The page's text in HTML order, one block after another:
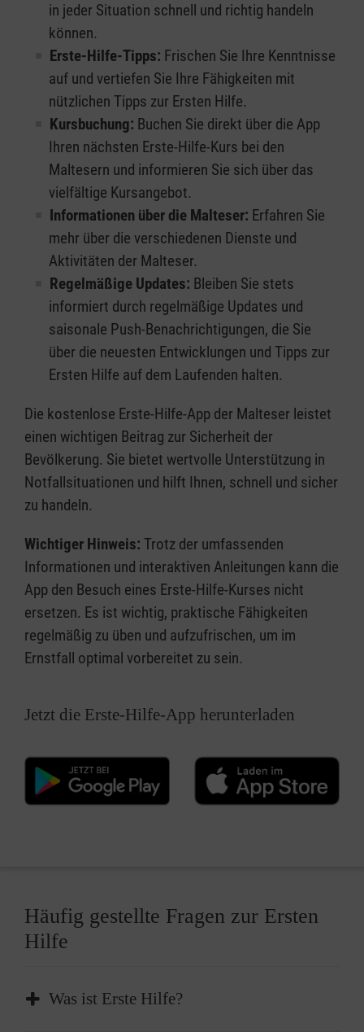
in jeder Situation schnell und richtig handeln
können.
Erste-Hilfe-Tipps: Frischen Sie Ihre Kenntnisse
auf und vertiefen Sie Ihre Fähigkeiten mit
nützlichen Tipps zur Ersten Hilfe.
Kursbuchung: Buchen Sie direkt über die App
Ihren nächsten Erste-Hilfe-Kurs bei den
Maltesern und informieren Sie sich über das
vielfältige Kursangebot.
Informationen über die Malteser: Erfahren Sie
mehr über die verschiedenen Dienste und
Aktivitäten der Malteser.
Regelmäßige Updates: Bleiben Sie stets
informiert durch regelmäßige Updates und
saisonale Push-Benachrichtigungen, die Sie
über die neuesten Entwicklungen und Tipps zur
Ersten Hilfe auf dem Laufenden halten.
Die kostenlose Erste-Hilfe-App der Malteser leistet
einen wichtigen Beitrag zur Sicherheit der
Bevölkerung. Sie bietet wertvolle Unterstützung in
Notfallsituationen und hilft Ihnen, schnell und sicher
zu handeln.
Wichtiger Hinweis: Trotz der umfassenden
Informationen und interaktiven Anleitungen kann die
App den Besuch eines Erste-Hilfe-Kurses nicht
ersetzen. Es ist wichtig, praktische Fähigkeiten
regelmäßig zu üben und aufzufrischen, um im
Ernstfall optimal vorbereitet zu sein.
Jetzt die Erste-Hilfe-App herunterladen
Häufig gestellte Fragen zur Ersten
Hilfe
Was ist Erste Hilfe?